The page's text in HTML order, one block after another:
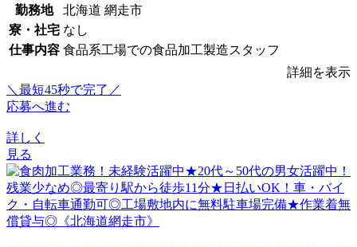
勤務地
北海道 網走市
寮・社宅 なし
仕事内容 食品系工場での食品加工製造スタッフ
詳細を表示
＼最短45秒で完了／
応募へ進む
詳しく
見る